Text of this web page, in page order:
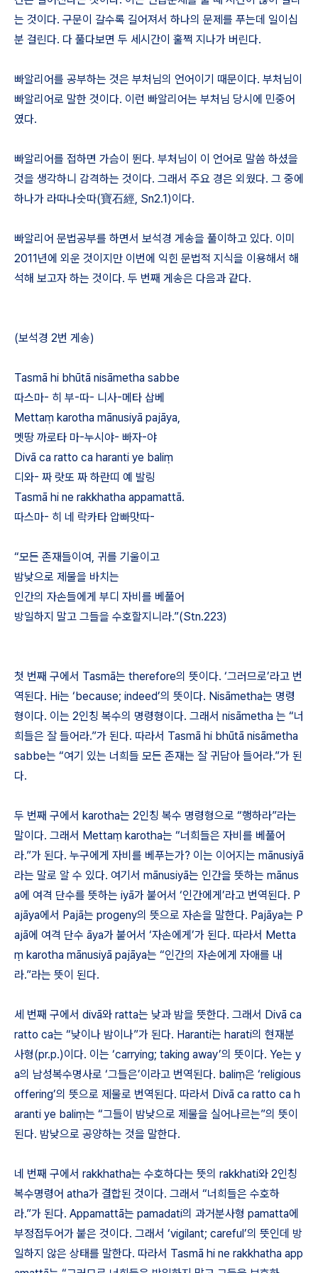
는 것이다. 구문이 갈수록 길어져서 하나의 문제를 푸는데 일이십
분 걸린다. 다 풀다보면 두 세시간이 훌쩍 지나가 버린다.
빠알리어를 공부하는 것은 부처님의 언어이기 때문이다. 부처님이
빠알리어로 말한 것이다. 이런 빠알리어는 부처님 당시에 민중어
였다.
빠알리어를 접하면 가슴이 뛴다. 부처님이 이 언어로 말씀 하셨을
것을 생각하니 감격하는 것이다. 그래서 주요 경은 외웠다. 그 중에
하나가 라따나숫따(寶石經, Sn2.1)이다.
빠알리어 문법공부를 하면서 보석경 게송을 풀이하고 있다. 이미
2011년에 외운 것이지만 이번에 익힌 문법적 지식을 이용해서 해
석해 보고자 하는 것이다. 두 번째 게송은 다음과 같다.
(보석경 2번 게송)
Tasmā hi bhūtā nisāmetha sabbe
따스마- 히 부-따- 니사-메타 삽베
Mettaṃ karotha mānusiyā pajāya,
멧땅 까로타 마-누시야- 빠자-야
Divā ca ratto ca haranti ye baliṃ
디와- 짜 랏또 짜 하란띠 예 발링
Tasmā hi ne rakkhatha appamattā.
따스마- 히 네 락카타 압빠맛따-
“모든 존재들이여, 귀를 기울이고
밤낮으로 제물을 바치는
인간의 자손들에게 부디 자비를 베풀어
방일하지 말고 그들을 수호할지니라.”(Stn.223)
첫 번째 구에서 Tasmā는 therefore의 뜻이다. ‘그러므로’라고 번
역된다. Hi는 ‘because; indeed’의 뜻이다. Nisāmetha는 명령
형이다. 이는 2인칭 복수의 명령형이다. 그래서 nisāmetha 는 “너
희들은 잘 들어라.”가 된다. 따라서 Tasmā hi bhūtā nisāmetha
sabbe는 “여기 있는 너희들 모든 존재는 잘 귀담아 들어라.”가 된
다.
두 번째 구에서 karotha는 2인칭 복수 명령형으로 “행하라”라는
말이다. 그래서 Mettaṃ karotha는 “너희들은 자비를 베풀어
라.”가 된다. 누구에게 자비를 베푸는가? 이는 이어지는 mānusiyā
라는 말로 알 수 있다. 여기서 mānusiyā는 인간을 뜻하는 mānus
a에 여격 단수를 뜻하는 iyā가 붙어서 ‘인간에게’라고 번역된다. P
ajāya에서 Pajā는 progeny의 뜻으로 자손을 말한다. Pajāya는 P
ajā에 여격 단수 āya가 붙어서 ‘자손에게’가 된다. 따라서 Metta
ṃ karotha mānusiyā pajāya는 “인간의 자손에게 자애를 내
라.”라는 뜻이 된다.
세 번째 구에서 divā와 ratta는 낮과 밤을 뜻한다. 그래서 Divā ca
ratto ca는 “낮이나 밤이나”가 된다. Haranti는 harati의 현재분
사형(pr.p.)이다. 이는 ‘carrying; taking away’의 뜻이다. Ye는 y
a의 남성복수명사로 ‘그들은’이라고 번역된다. baliṃ은 ‘religious
offering’의 뜻으로 제물로 번역된다. 따라서 Divā ca ratto ca h
aranti ye baliṃ는 “그들이 밤낮으로 제물을 실어나르는”의 뜻이
된다. 밤낮으로 공양하는 것을 말한다.
네 번째 구에서 rakkhatha는 수호하다는 뜻의 rakkhati와 2인칭
복수명령어 atha가 결합된 것이다. 그래서 “너희들은 수호하
라.”가 된다. Appamattā는 pamadati의 과거분사형 pamatta에
부정접두어가 붙은 것이다. 그래서 ‘vigilant; careful’의 뜻인데 방
일하지 않은 상태를 말한다. 따라서 Tasmā hi ne rakkhatha app